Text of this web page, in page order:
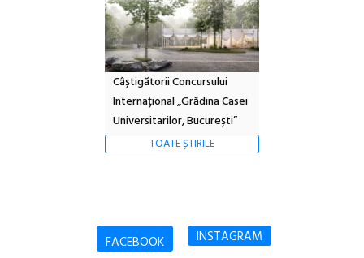
Câștigătorii Concursului
Internațional „Grădina Casei
Universitarilor, București”
TOATE ȘTIRILE
FACEBOOK INSTAGRAM